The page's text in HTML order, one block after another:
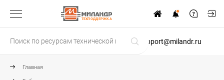
ТЕХПОДДЕРЖКА
support@milandr.ru
Главная